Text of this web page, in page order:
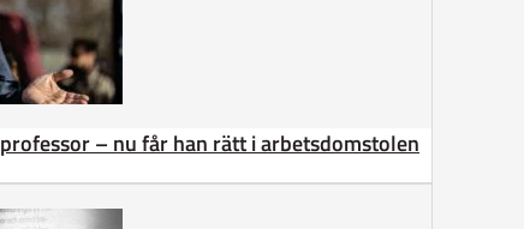
– nu får han rätt i arbetsdomstolen